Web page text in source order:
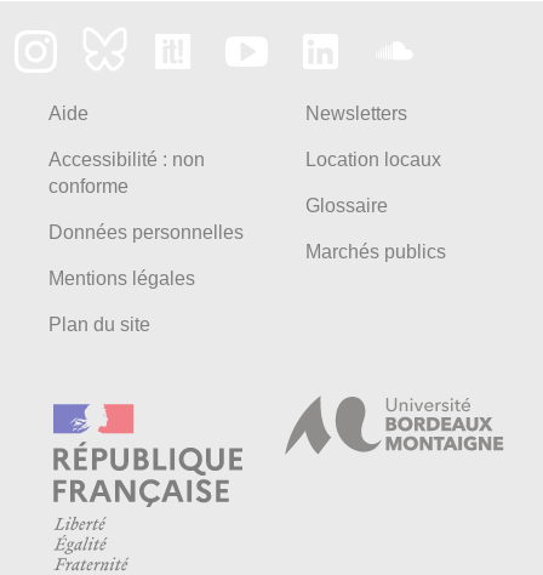
Aide
Accessibilité : non
conforme
Données personnelles
Mentions légales
Plan du site
Newsletters
Location locaux
Glossaire
Marchés publics